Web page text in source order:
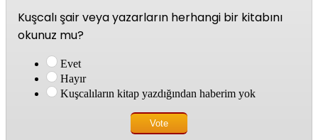
Kuşcalı şair veya yazarların herhangi bir kitabını
okunuz mu?
Evet
Hayır
Kuşcalıların kitap yazdığından haberim yok